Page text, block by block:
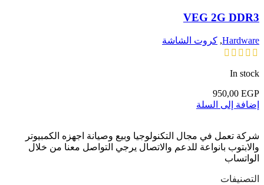
VEG 2G DDR3
Hardware
, كروت الشاشة
In stock
950,00 EGP
إضافة إلى السلة
شركة تعمل في مجال التكنولوجيا وبيع وصيانة اجهزه الكمبيوتر
والابتوب بانواعة للدعم والاتصال يرجي التواصل معنا من خلال
الواتساب
التصنيفات